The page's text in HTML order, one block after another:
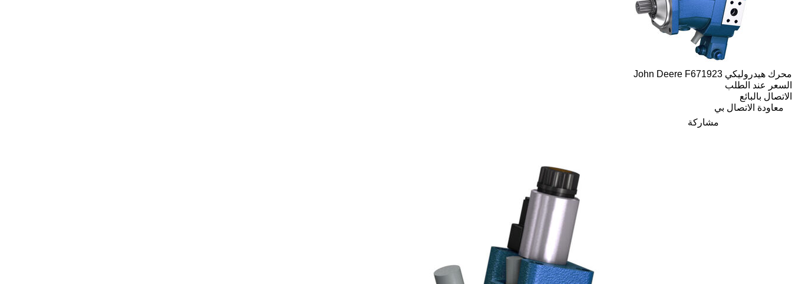
محرك هيدروليكي John Deere F671923
السعر عند الطلب
الاتصال بالبائع
معاودة الاتصال بي
مشاركة